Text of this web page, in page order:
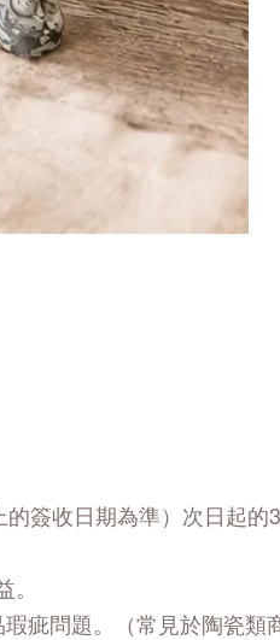
簽收日期為準）次日起的
疵問題。（常見於陶瓷類